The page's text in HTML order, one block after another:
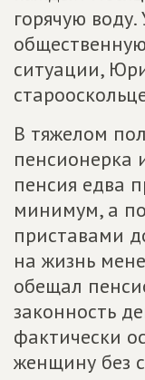
горячую
ситуации,
В тяжелом
пенсионерка
пенсия едва
минимум, а
приставами
на жизнь
обещал
законность
фактически
женщину без